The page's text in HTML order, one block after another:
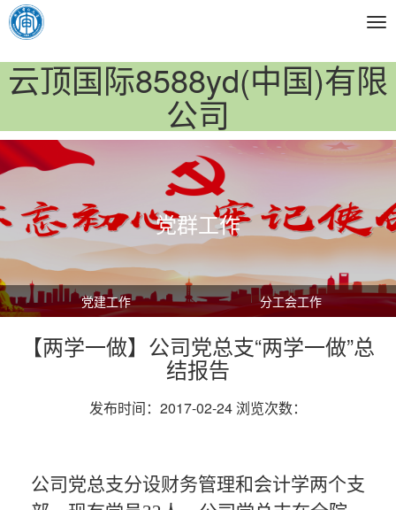
云顶国际8588yd(中国)有限
公司
党群工作
党建工作 分工会工作
【两学一做】公司党总支“两学一做”总
结报告
发布时间：2017-02-24 浏览次数：
公司党总支分设财务管理和会计学两个支